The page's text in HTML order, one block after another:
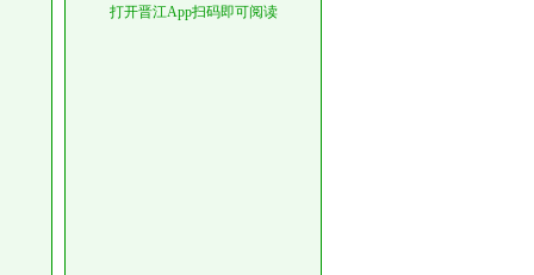
打开晋江App扫码即可阅读